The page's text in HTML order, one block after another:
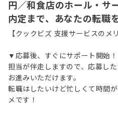
円／和食店のホール・サ
内定まで、あなたの転職
【クックビズ 支援サービスのメ
▼応募後、すぐにサポート開始！
担当が伴走しますので、応募し
お進みいただけます。
転職はしたいけど忙しくて時間
メです！